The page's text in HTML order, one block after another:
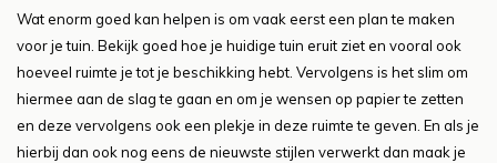
Wat enorm goed kan helpen is om vaak eerst een plan te maken
voor je tuin. Bekijk goed hoe je huidige tuin eruit ziet en vooral ook
hoeveel ruimte je tot je beschikking hebt. Vervolgens is het slim om
hiermee aan de slag te gaan en om je wensen op papier te zetten
en deze vervolgens ook een plekje in deze ruimte te geven. En als je
hierbij dan ook nog eens de nieuwste stijlen verwerkt dan maak je